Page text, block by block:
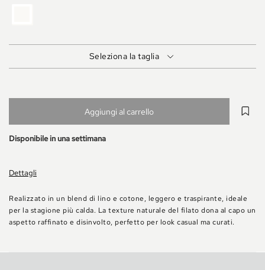
Seleziona la taglia
Aggiungi al carrello
Disponibile in una settimana
Dettagli
Realizzato in un blend di lino e cotone, leggero e traspirante, ideale
per la stagione più calda. La texture naturale del filato dona al capo un
aspetto raffinato e disinvolto, perfetto per look casual ma curati.